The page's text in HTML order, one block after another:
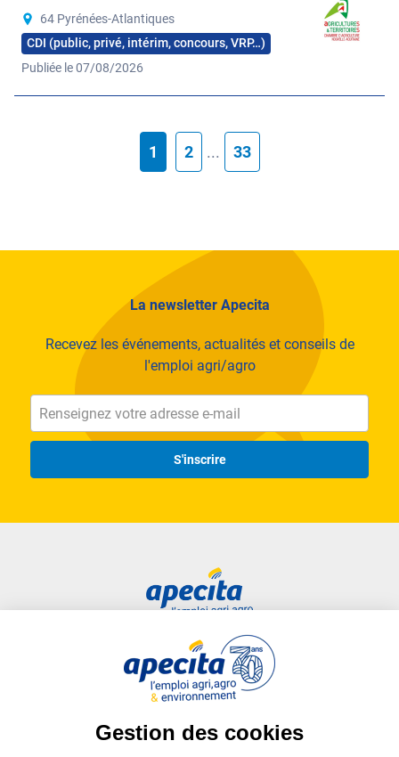
64 Pyrénées-Atlantiques
CDI (public, privé, intérim, concours, VRP…)
Publiée le 07/08/2026
1 2 ... 33
La newsletter Apecita
Recevez les événements, actualités et conseils de
l'emploi agri/agro
S'inscrire
Liens utiles
Plan du site